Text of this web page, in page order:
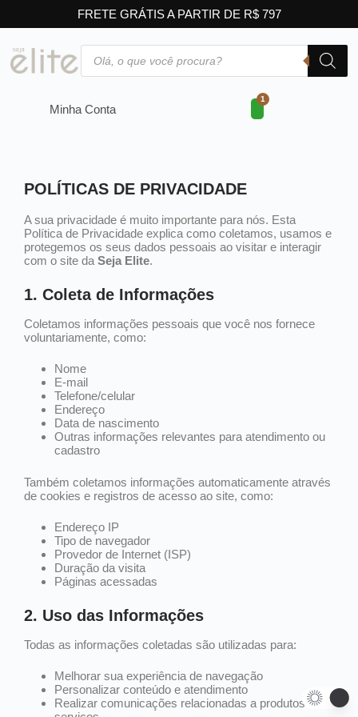
FRETE GRÁTIS A PARTIR DE R$ 797
Minha Conta
POLÍTICAS DE PRIVACIDADE
A sua privacidade é muito importante para nós. Esta
Política de Privacidade explica como coletamos, usamos e
protegemos os seus dados pessoais ao visitar e interagir
com o site da Seja Elite.
1. Coleta de Informações
Coletamos informações pessoais que você nos fornece
voluntariamente, como:
Nome
E-mail
Telefone/celular
Endereço
Data de nascimento
Outras informações relevantes para atendimento ou
cadastro
Também coletamos informações automaticamente através
de cookies e registros de acesso ao site, como:
Endereço IP
Tipo de navegador
Provedor de Internet (ISP)
Duração da visita
Páginas acessadas
2. Uso das Informações
Todas as informações coletadas são utilizadas para:
Melhorar sua experiência de navegação
Personalizar conteúdo e atendimento
Realizar comunicações relacionadas a produtos e